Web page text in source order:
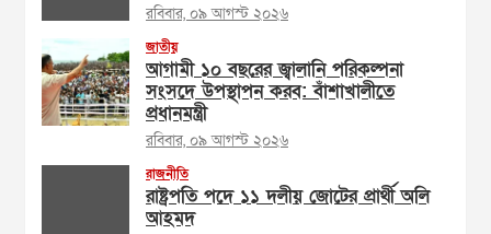
রবিবার, ০৯ আগস্ট ২০২৬
জাতীয়
আগামী ১০ বছরের জ্বালানি পরিকল্পনা
সংসদে উপস্থাপন করব: বাঁশাখালীতে
প্রধানমন্ত্রী
রবিবার, ০৯ আগস্ট ২০২৬
রাজনীতি
রাষ্ট্রপতি পদে ১১ দলীয় জোটের প্রার্থী অলি
আহমদ